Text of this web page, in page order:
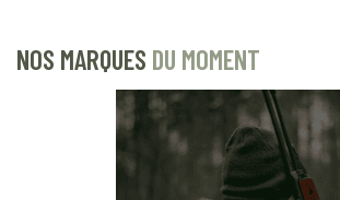
NOS MARQUES DU MOMENT